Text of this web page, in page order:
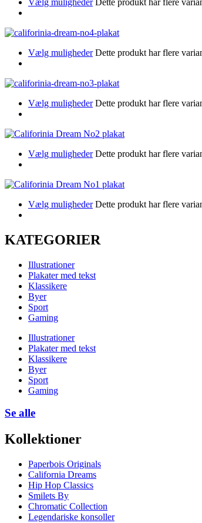
Vælg muligheder Dette produkt har flere
Vælg muligheder Dette produkt har flere
Vælg muligheder Dette produkt har flere
Vælg muligheder Dette produkt har flere
KATEGORIER
Illustrationer
Plakater med tekst
Klassikere
Byer
Sport
Gaming
Illustrationer
Plakater med tekst
Klassikere
Byer
Sport
Gaming
Se alle
Kollektioner
Paperbois Originals
California Dreams
Hip Hop Classics
Smilets By
Chromatic Collection
Legendariske konsoller